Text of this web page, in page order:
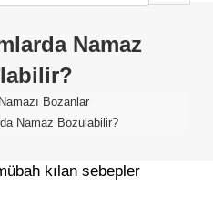
Namaz
Namazı Bozanlar
Namaz Bozulabilir?
kılan sebepler